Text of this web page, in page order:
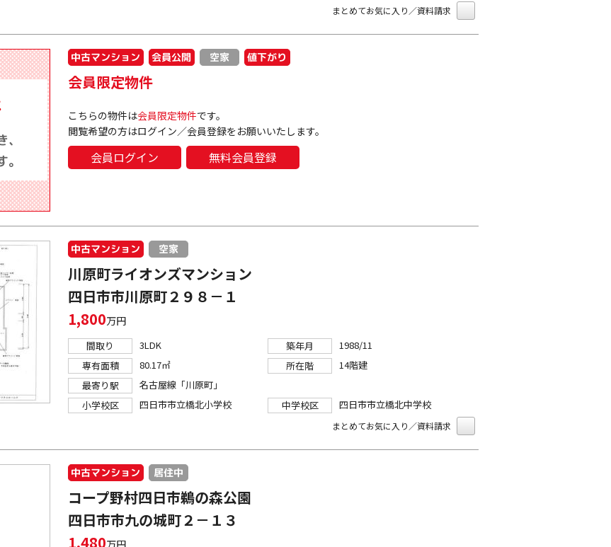
まとめてお気に入り／資料請求
中古マンション 会員公開 空家 値下がり
会員限定物件
こちらの物件は会員限定物件です。
閲覧希望の方はログイン／会員登録をお願いいたします。
会員ログイン 無料会員登録
中古マンション 空家
川原町ライオンズマンション
四日市市川原町２９８－１
1,800万円
間取り 3LDK 築年月
1988/11
専有面積
80.17㎡ 所在階
14階建
最寄り駅
名古屋線「川原町」
小学校区
四日市市立橋北小学校 中学校区 四日市市立橋北中学校
まとめてお気に入り／資料請求
中古マンション 居住中
コープ野村四日市鵜の森公園
四日市市九の城町２－１３
1,480